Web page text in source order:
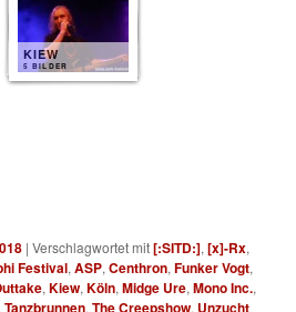
KIEW
5 BILDER
|Verschlagwortet mit[:SITD:],[x]-Rx,
Festival,ASP,Centhron,Funker Vogt,
,Kiew,Köln,Midge Ure,Mono Inc.,
,Tanzbrunnen,The Creepshow, Unzucht